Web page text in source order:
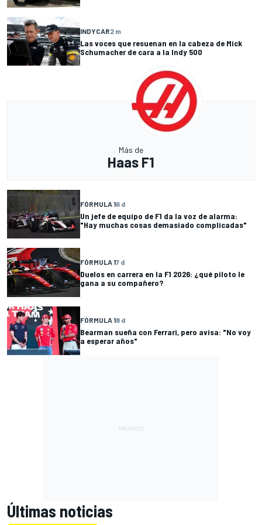
INDYCAR2 m
Las voces que resuenan en la cabeza de Mick
Schumacher de cara a la Indy 500
Más de
Haas F1
FÓRMULA 16 d
Un jefe de equipo de F1 da la voz de alarma:
"Hay muchas cosas demasiado complicadas"
FÓRMULA 17 d
Duelos en carrera en la F1 2026: ¿qué piloto le
gana a su compañero?
FÓRMULA 18 d
Bearman sueña con Ferrari, pero avisa: "No voy
a esperar años"
Últimas noticias